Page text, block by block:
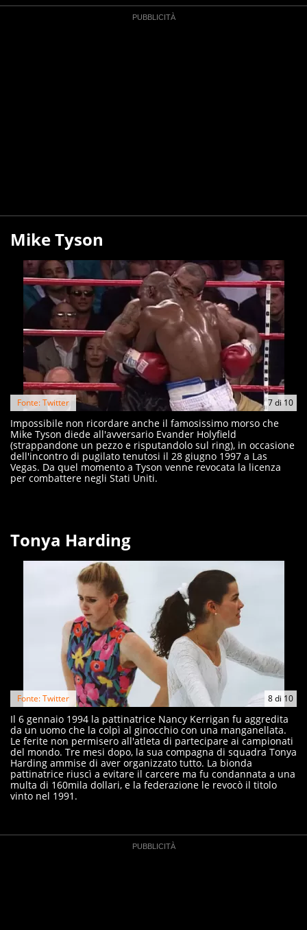
Mike Tyson
7di 10
Fonte: Twitter
Impossibile non ricordare anche il famosissimo morso che
Mike Tyson diede all'avversario Evander Holyfield
(strappandone un pezzo e risputandolo sul ring), in occasione
dell'incontro di pugilato tenutosi il 28 giugno 1997 a Las
Vegas. Da quel momento a Tyson venne revocata la licenza
per combattere negli Stati Uniti.
Tonya Harding
8di 10
Fonte: Twitter
Il 6 gennaio 1994 la pattinatrice Nancy Kerrigan fu aggredita
da un uomo che la colpì al ginocchio con una manganellata.
Le ferite non permisero all'atleta di partecipare ai campionati
del mondo. Tre mesi dopo, la sua compagna di squadra Tonya
Harding ammise di aver organizzato tutto. La bionda
pattinatrice riuscì a evitare il carcere ma fu condannata a una
multa di 160mila dollari, e la federazione le revocò il titolo
vinto nel 1991.